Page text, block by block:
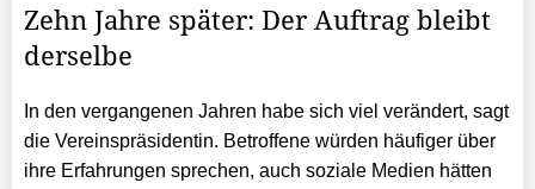
Zehn Jahre später: Der Auftrag bleibt
derselbe
In den vergangenen Jahren habe sich viel verändert, sagt
die Vereinspräsidentin. Betroffene würden häufiger über
ihre Erfahrungen sprechen, auch soziale Medien hätten